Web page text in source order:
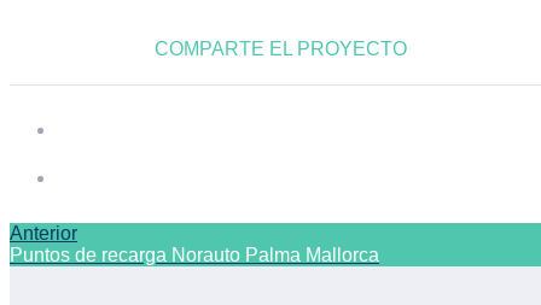
COMPARTE EL PROYECTO
Anterior
Puntos de recarga Norauto Palma Mallorca